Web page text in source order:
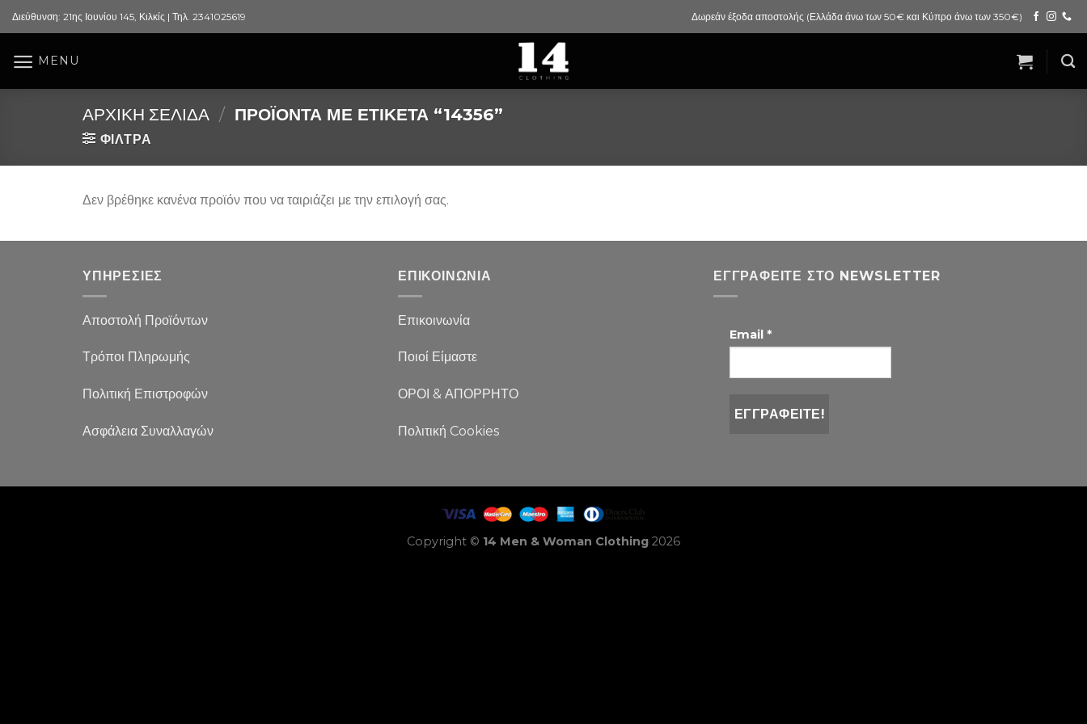
Skip
to
Διεύθυνση: 21ης Ιουνίου 145, Κιλκίς | Τηλ. 2341025619 Δωρεάν έξοδα αποστολής (Ελλάδα άνω των 50€ και Κύπρο άνω των 350€)
MENU
ΑΡΧΙΚΉ ΣΕΛΊΔΑ / ΠΡΟΪΌΝΤΑ ΜΕ ΕΤΙΚΈΤΑ “14356”
ΦΙΛΤΡΑ
Δεν βρέθηκε κανένα προϊόν που να ταιριάζει με την επιλογή σας.
ΥΠΗΡΕΣΙΕΣ
Αποστολή Προϊόντων
Τρόποι Πληρωμής
Πολιτική Επιστροφών
Ασφάλεια Συναλλαγών
ΕΠΙΚΟΙΝΩΝΙΑ
Επικοινωνία
Ποιοί Είμαστε
ΟΡΟΙ & ΑΠΟΡΡΗΤΟ
Πολιτική Cookies
ΕΓΓΡΑΦΕΊΤΕ ΣΤΟ NEWSLETTER
Email *
Copyright © 14 Men & Woman Clothing 2026